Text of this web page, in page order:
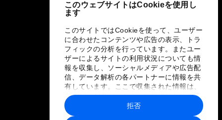
このウェブサイトはCookieを使用し
ます
このサイトではCookieを使って、ユーザー
に合わせたコンテンツや広告の表示、トラ
フィックの分析を行っています。またユー
ザーによるサイトの利用状況についても情
報を収集し、ソーシャルメディアや広告配
信、データ解析の各パートナーに情報を共
有しています。ここで収集された情報は、
ユーザーが各パートナーに提供した他の情
報や各パートナーのサービスを使用した際
に収集された情報と組み合わされ、各パー
拒否